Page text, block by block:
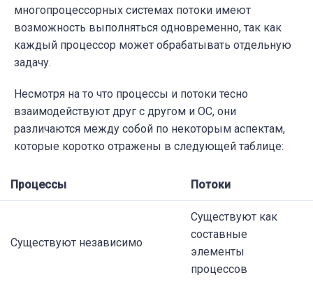
многопроцессорных системах потоки имеют
возможность выполняться одновременно, так как
каждый процессор может обрабатывать отдельную
задачу.
Несмотря на то что процессы и потоки тесно
взаимодействуют друг с другом и ОС, они
различаются между собой по некоторым аспектам,
которые коротко отражены в следующей таблице:
Процессы Потоки
Существуют независимо
Существуют как
составные
элементы
процессов